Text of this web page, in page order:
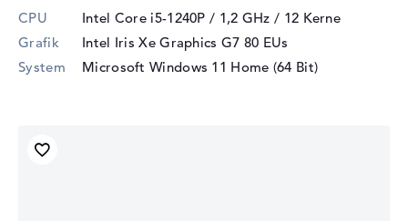
CPU Intel Core i5-1240P / 1,2 GHz / 12 Kerne
Grafik
Intel Iris Xe Graphics G7 80 EUs
System
Microsoft Windows 11 Home (64 Bit)